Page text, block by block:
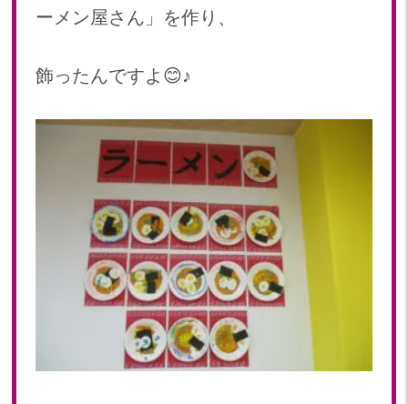
ーメン屋さん」を作り、
飾ったんですよ😊♪